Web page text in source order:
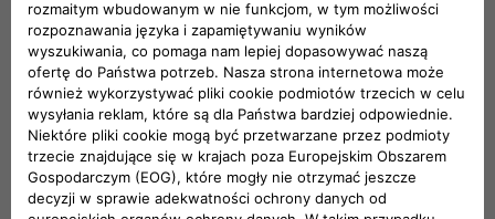
eProWallbox Explore
eProWallbox Explore jest wydajnym i bezpiecznym
systemem ładowania. Idealnym dla tych, którzy